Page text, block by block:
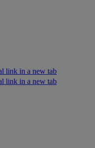
link in a new tab
link in a new tab